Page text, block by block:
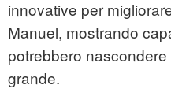
innovative per
Manuel, mostrando
potrebbero
grande.